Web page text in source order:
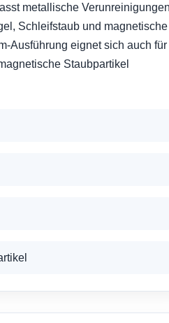
metallische
Schleifstaub und magnetische
Ausführung eignet sich auch für
Staubpartikel